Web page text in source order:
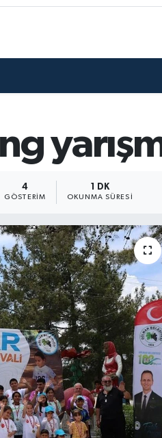
4
GÖSTERIM
1 DK
OKUNMA SÜRESI